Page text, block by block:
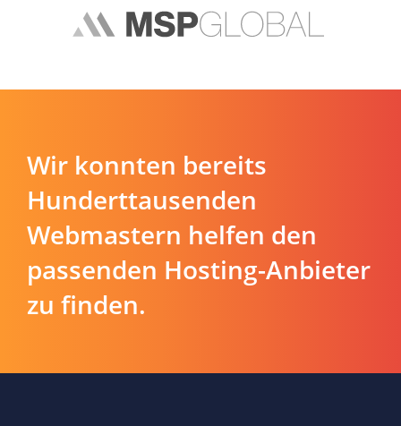
Wir konnten bereits
Hunderttausenden
Webmastern helfen den
passenden Hosting-Anbieter
zu finden.